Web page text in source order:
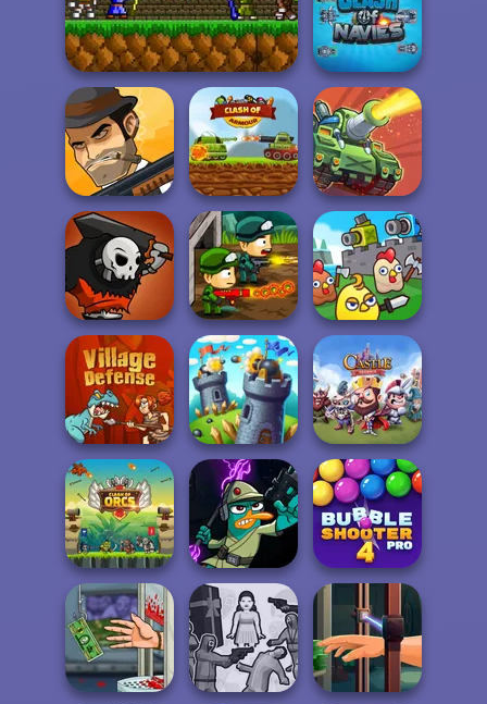
Mini Guardians Castle
Defense
Clash Of The
Deep Sea
Monsters
Clash Of Navies
Mafia Wars Clash Of Armour Clash of Tanks
Clash of Skulls
Zombie Last
Castle
Merge Cannon:
Chicken Defense
Village Defense Tower Crush Castle Defense
Clash of Orcs
Agent P Rebel
Spy
Bubble Shooter
Pro 4